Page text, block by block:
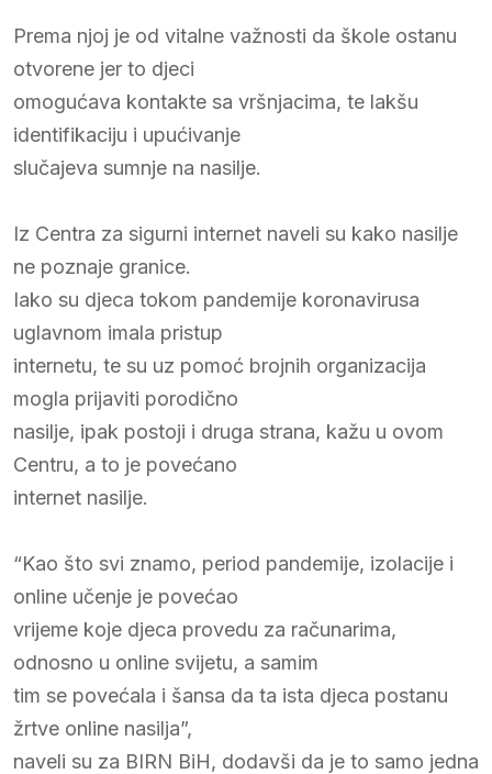
Prema njoj je od vitalne važnosti da škole ostanu
otvorene jer to djeci
omogućava kontakte sa vršnjacima, te lakšu
identifikaciju i upućivanje
slučajeva sumnje na nasilje.
Iz Centra za sigurni internet naveli su kako nasilje
ne poznaje granice.
Iako su djeca tokom pandemije koronavirusa
uglavnom imala pristup
internetu, te su uz pomoć brojnih organizacija
mogla prijaviti porodično
nasilje, ipak postoji i druga strana, kažu u ovom
Centru, a to je povećano
internet nasilje.
“Kao što svi znamo, period pandemije, izolacije i
online učenje je povećao
vrijeme koje djeca provedu za računarima,
odnosno u online svijetu, a samim
tim se povećala i šansa da ta ista djeca postanu
žrtve online nasilja”,
naveli su za BIRN BiH, dodavši da je to samo jedna